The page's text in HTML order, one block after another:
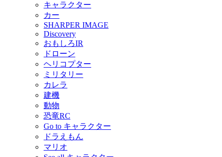
キャラクター
カー
SHARPER IMAGE
Discovery
おもしろIR
ドローン
ヘリコプター
ミリタリー
カレラ
建機
動物
恐竜RC
Go to キャラクター
ドラえもん
マリオ